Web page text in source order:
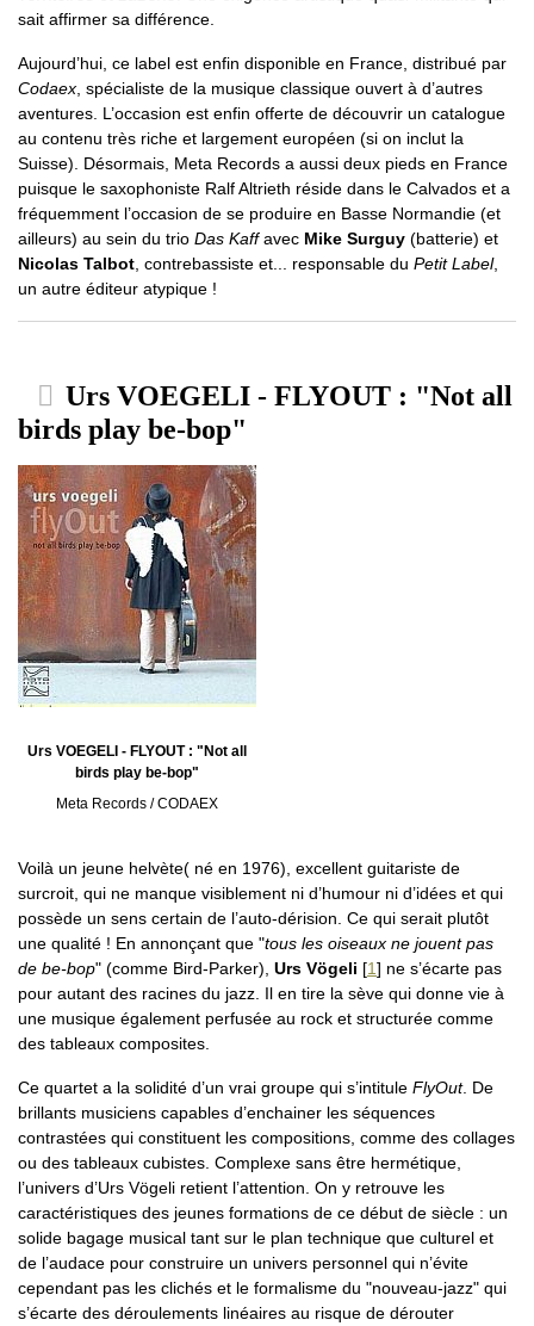
sait affirmer sa différence.
Aujourd’hui, ce label est enfin disponible en France, distribué par
Codaex , spécialiste de la musique classique ouvert à d’autres
aventures. L’occasion est enfin offerte de découvrir un catalogue
au contenu très riche et largement européen (si on inclut la
Suisse). Désormais, Meta Records a aussi deux pieds en France
puisque le saxophoniste Ralf Altrieth réside dans le Calvados et a
fréquemment l’occasion de se produire en Basse Normandie (et
ailleurs) au sein du trio Das Kaffavec Mike Surguy (batterie) et
Nicolas Talbot , contrebassiste et... responsable du Petit Label,
un autre éditeur atypique !
Urs VOEGELI - FLYOUT : "Not all
birds play be-bop"
Urs VOEGELI - FLYOUT : "Not all
birds play be-bop"
Meta Records / CODAEX
Voilà un jeune helvète( né en 1976), excellent guitariste de
surcroit, qui ne manque visiblement ni d’humour ni d’idées et qui
possède un sens certain de l’auto-dérision. Ce qui serait plutôt
une qualité ! En annonçant que "tous les oiseaux ne jouent pas
de be-bop" (comme Bird-Parker), Urs Vögeli [1] ne s’écarte pas
pour autant des racines du jazz. Il en tire la sève qui donne vie à
une musique également perfusée au rock et structurée comme
des tableaux composites.
Ce quartet a la solidité d’un vrai groupe qui s’intitule FlyOut. De
brillants musiciens capables d’enchainer les séquences
contrastées qui constituent les compositions, comme des collages
ou des tableaux cubistes. Complexe sans être hermétique,
l’univers d’Urs Vögeli retient l’attention. On y retrouve les
caractéristiques des jeunes formations de ce début de siècle : un
solide bagage musical tant sur le plan technique que culturel et
de l’audace pour construire un univers personnel qui n’évite
cependant pas les clichés et le formalisme du "nouveau-jazz" qui
s’écarte des déroulements linéaires au risque de dérouter